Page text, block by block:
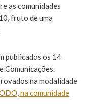
as comunidades
fruto de uma
publicados os 14
Comunicações.
na modalidade
na comunidade